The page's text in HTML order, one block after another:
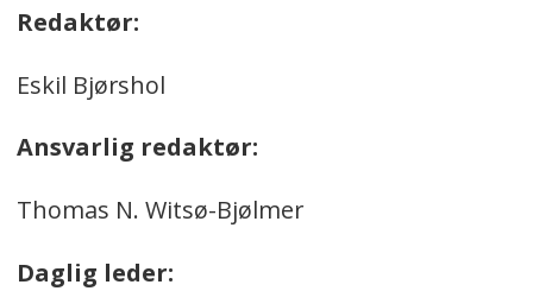
Redaktør:
Eskil Bjørshol
Ansvarlig redaktør:
Thomas N. Witsø-Bjølmer
Daglig leder: